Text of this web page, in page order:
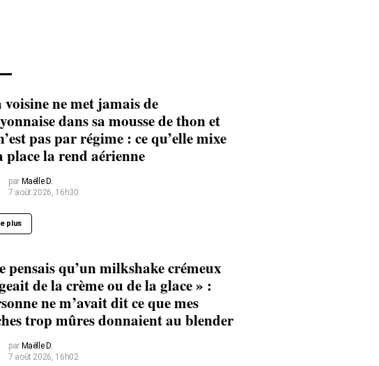
ne met jamais de
dans sa mousse de thon et
pas par régime : ce qu’elle mixe
place la rend aérienne
par Maëlle D.
7 août 2026, 16h30
plus
pensais qu’un milkshake crémeux
de la crème ou de la glace » :
ne m’avait dit ce que mes
trop mûres donnaient au blender
par Maëlle D.
7 août 2026, 16h02